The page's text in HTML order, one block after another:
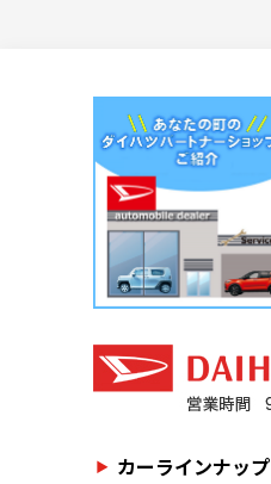
カーラインナップ